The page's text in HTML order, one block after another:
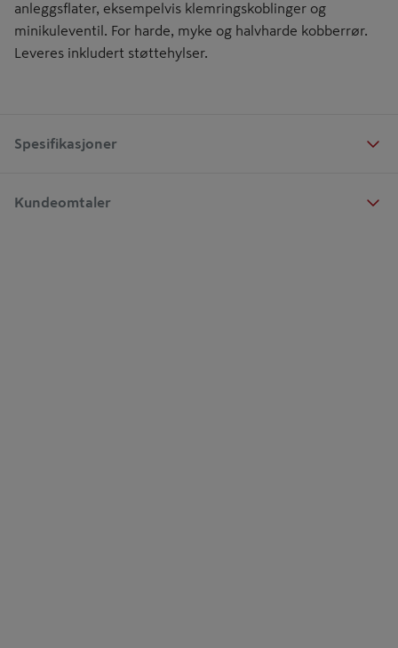
anleggsflater, eksempelvis klemringskoblinger og
minikuleventil. For harde, myke og halvharde kobberrør.
Leveres inkludert støttehylser.
Spesifikasjoner
Kundeomtaler